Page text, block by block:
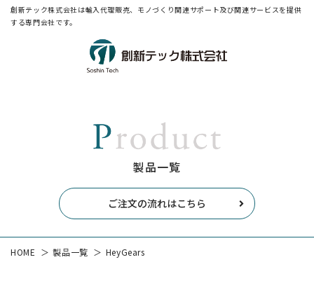
創新テック株式会社は輸入代理販売、モノづくり関連サポート及び関連サービスを提供
する専門会社です。
製品一覧
ご注文の流れはこちら
HOME 製品一覧 HeyGears